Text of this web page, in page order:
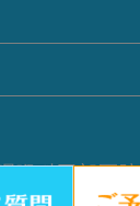
喉科岡部医院